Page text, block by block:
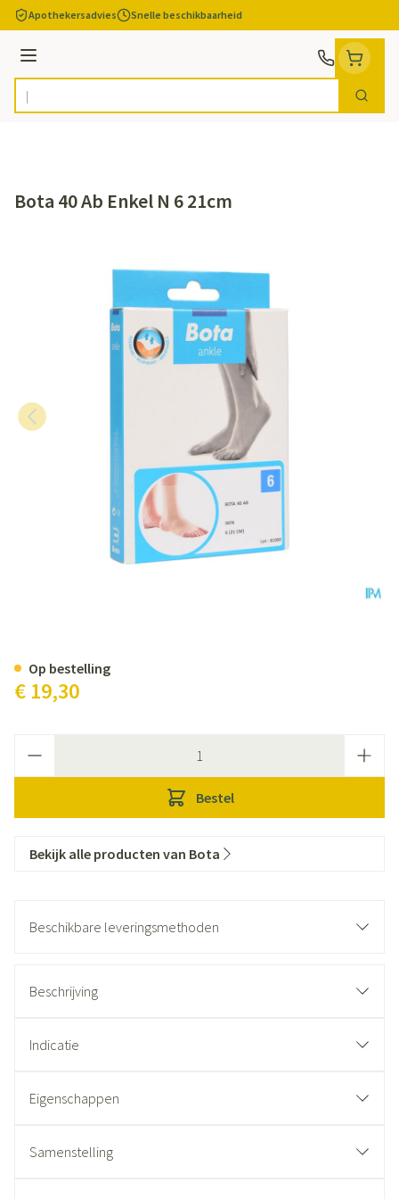
Ga naar de inhoud
Apothekersadvies Snelle beschikbaarheid
Menu
Product, merk, categorie... Zoek
Bota 40 Ab Enkel N 6 21cm
€ 19,30
Bestel
Op bestelling
Bekijk alle producten van Bota
Beschikbare leveringsmethoden
Beschrijving
Indicatie
Eigenschappen
Samenstelling